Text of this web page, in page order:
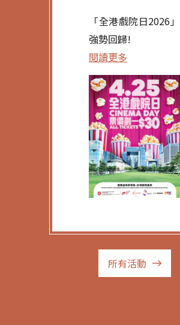
「全港戲院日2026」
強勢回歸!
閱讀更多
所有活動